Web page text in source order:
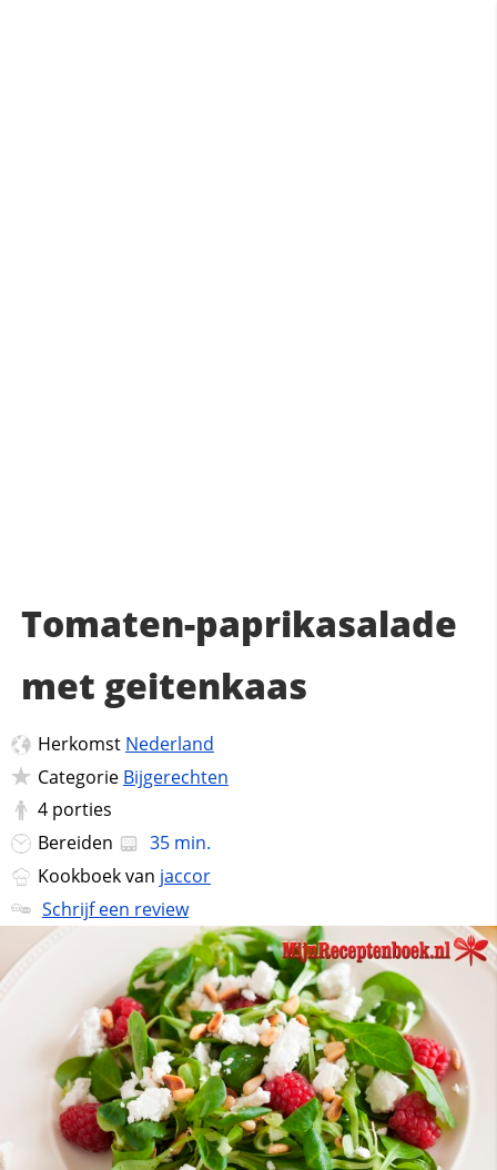
Tomaten-paprikasalade
met geitenkaas
Herkomst Nederland
Categorie Bijgerechten
4 porties
Bereiden
35 min.
Kookboek van jaccor
Schrijf een review